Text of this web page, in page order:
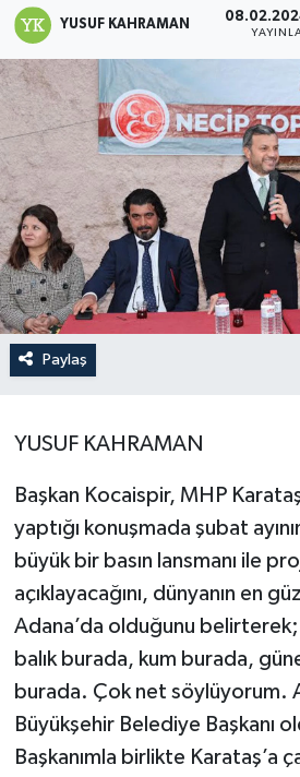
YUSUF KAHRAMAN
Paylaş
YUSUF KAHRAMAN
Başkan Kocaispir, MHP
yaptığı konuşmada şubat
büyük bir basın lansmanı ile
açıklayacağını, dünyanın en
Adana’da olduğunu
balık burada, kum burada,
burada. Çok net söylüyorum.
Büyükşehir Belediye Başkanı
Başkanımla birlikte Karataş’a